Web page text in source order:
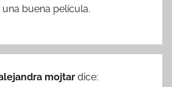
buena película.
mojtar dice: